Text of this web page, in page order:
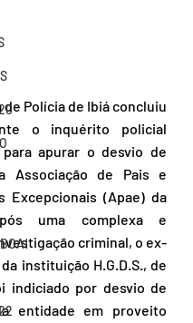
de Polícia de Ibiá concluiu
o inquérito policial
apurar o desvio de
Associação de Pais e
Excepcionais (Apae) da
uma complexa e
criminal, o ex-
instituição H.G.D.S., de
indiciado por desvio de
entidade em proveito